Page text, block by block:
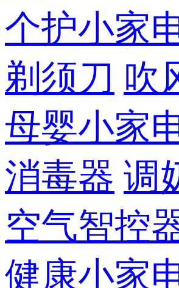
个护小家
剃须刀 吹
母婴小家
消毒器 调
空气智控
健康小家